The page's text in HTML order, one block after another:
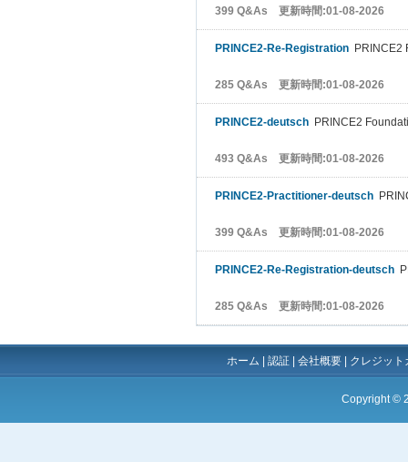
399 Q&As 更新時間:01-08-2026
PRINCE2-Re-Registration PRINCE2
285 Q&As 更新時間:01-08-2026
PRINCE2-deutsch PRINCE2
493 Q&As 更新時間:01-08-2026
PRINCE2-Practitioner-deutsch
399 Q&As 更新時間:01-08-2026
PRINCE2-Re-Registration-deutsch
285 Q&As 更新時間:01-08-2026
ホーム 認証 会社概要 クレジッ
Copyright ©